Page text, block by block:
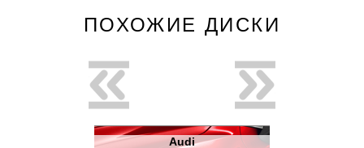
ПОХОЖИЕ ДИСКИ
Audi